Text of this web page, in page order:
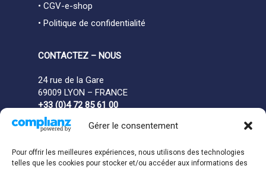
Gérer le consentement
Pour offrir les meilleures expériences, nous utilisons des technologies
telles que les cookies pour stocker et/ou accéder aux informations des
• CGV-e-shop
• Politique de confidentialité
CONTACTEZ – NOUS
24 rue de la Gare
69009 LYON – FRANCE
+33 (0)4 72 85 61 00